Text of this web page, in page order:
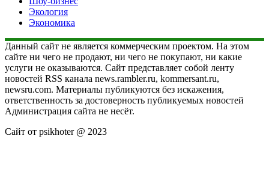
Экология
Экономика
Данный сайт не является коммерческим проектом. На этом
сайте ни чего не продают, ни чего не покупают, ни какие
услуги не оказываются. Сайт представляет собой ленту
новостей RSS канала news.rambler.ru, kommersant.ru,
newsru.com. Материалы публикуются без искажения,
ответственность за достоверность публикуемых новостей
Администрация сайта не несёт.
Сайт от psikhoter @ 2023